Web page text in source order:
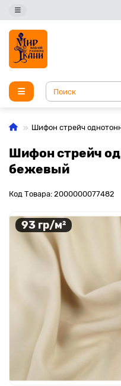
Шифон стрейч
Шифон стрейч
бежевый
Код Товара: 2000000077482
93 гр/м²